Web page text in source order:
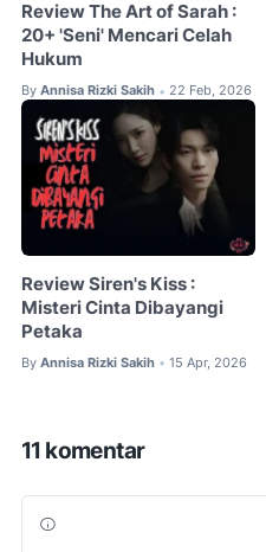
Review The Art of Sarah :
20+ 'Seni' Mencari Celah
Hukum
By Annisa Rizki Sakih • 22 Feb, 2026
Review Siren's Kiss :
Misteri Cinta Dibayangi
Petaka
By Annisa Rizki Sakih • 15 Apr, 2026
11 komentar